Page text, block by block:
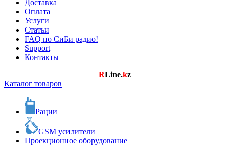
Доставка
Оплата
Услуги
Статьи
FAQ по СиБи радио!
Support
Контакты
RLine.kz
Каталог товаров
Рации
GSM усилители
Проекционное оборудование